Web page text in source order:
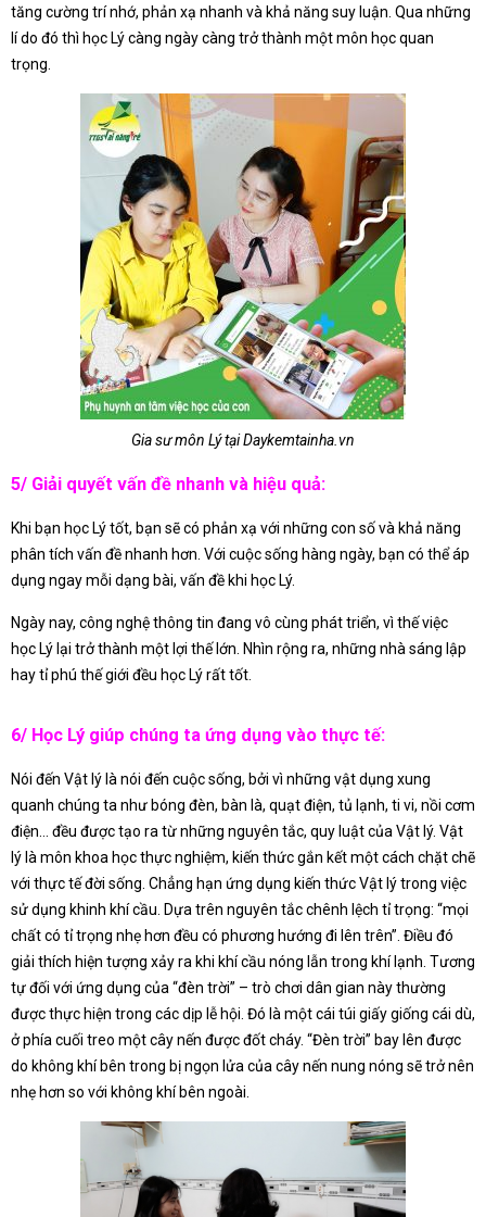
tăng cường trí nhớ, phản xạ nhanh và khả năng suy luận. Qua những
lí do đó thì học Lý càng ngày càng trở thành một môn học quan
trọng.
Gia sư môn Lý tại Daykemtainha.vn
5/ Giải quyết vấn đề nhanh và hiệu quả:
Khi bạn học Lý tốt, bạn sẽ có phản xạ với những con số và khả năng
phân tích vấn đề nhanh hơn. Với cuộc sống hàng ngày, bạn có thể áp
dụng ngay mỗi dạng bài, vấn đề khi học Lý.
Ngày nay, công nghệ thông tin đang vô cùng phát triển, vì thế việc
học Lý lại trở thành một lợi thế lớn. Nhìn rộng ra, những nhà sáng lập
hay tỉ phú thế giới đều học Lý rất tốt.
6/ Học Lý giúp chúng ta ứng dụng vào thực tế:
Nói đến Vật lý là nói đến cuộc sống, bởi vì những vật dụng xung
quanh chúng ta như bóng đèn, bàn là, quạt điện, tủ lạnh, ti vi, nồi cơm
điện… đều được tạo ra từ những nguyên tắc, quy luật của Vật lý. Vật
lý là môn khoa học thực nghiệm, kiến thức gắn kết một cách chặt chẽ
với thực tế đời sống. Chẳng hạn ứng dụng kiến thức Vật lý trong việc
sử dụng khinh khí cầu. Dựa trên nguyên tắc chênh lệch tỉ trọng: “mọi
chất có tỉ trọng nhẹ hơn đều có phương hướng đi lên trên”. Điều đó
giải thích hiện tượng xảy ra khi khí cầu nóng lẫn trong khí lạnh. Tương
tự đối với ứng dụng của “đèn trời” – trò chơi dân gian này thường
được thực hiện trong các dịp lễ hội. Đó là một cái túi giấy giống cái dù,
ở phía cuối treo một cây nến được đốt cháy. “Đèn trời” bay lên được
do không khí bên trong bị ngọn lửa của cây nến nung nóng sẽ trở nên
nhẹ hơn so với không khí bên ngoài.